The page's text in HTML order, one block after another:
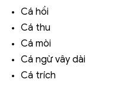
Cá hồi
Cá thu
Cá mòi
Cá ngừ vây dài
Cá trích